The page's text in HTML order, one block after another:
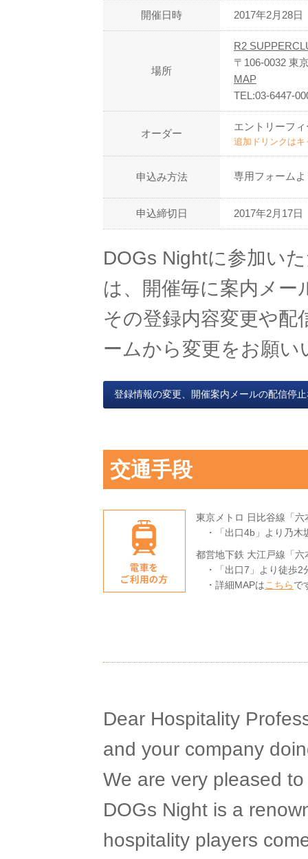
開催日時 2017年2月28日
場所
R2
〒106-0032 東
MAP
TEL:03-6447-
オーダー
エントリーフ
追加ドリンクは
申込み方法 専用フォームよ
申込締切日 2017年2月17日
DOGs Nightに参加い
は、開催毎に案内メ
その登録内容変更や配
ームから変更をお願い
登録情報の変更、開催案内メールの配信停
交通手段
東京メトロ 日比谷線「六
・「出口4b」より乃木
都営地下鉄 大江戸線「六
・「出口7」より徒歩2
・詳細MAPはこちらで
Dear Hospitality
and your company
We are very pleased
DOGs Night is a
hospitality players